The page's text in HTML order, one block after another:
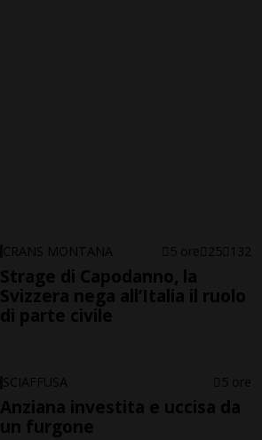
CRANS MONTANA 5 ore 25 132
Strage di Capodanno, la
Svizzera nega all’Italia il ruolo
di parte civile
SCIAFFUSA 5 ore
Anziana investita e uccisa da
un furgone